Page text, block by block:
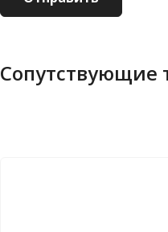
Сопутствующие